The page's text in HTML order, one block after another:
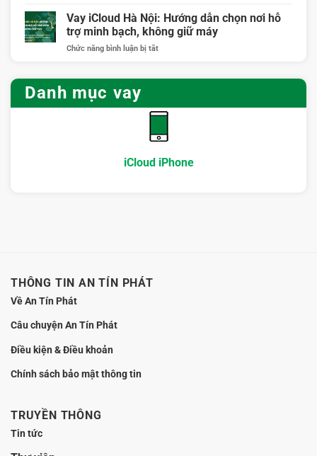
giá
nơi
tín
vấn
nhanh
nhưng
cần
gì?
iCloud
giải
ngân
nhanh
hồ
gọn
vẫn
Vay iCloud Hà Nội: Hướng dẫn chọn nơi hỗ
trợ minh bạch, không giữ máy
Chức năng bình luận bị tắtở
Hướng
chọn
nơi
hỗ
trợ
Danh mục vay
iCloud iPhone
THÔNG TIN AN TÍN PHÁT
Về An Tín Phát
Câu chuyện An Tín Phát
Điều kiện & Điều khoản
Chính sách bảo mật thông tin
TRUYỀN THÔNG
Tin tức